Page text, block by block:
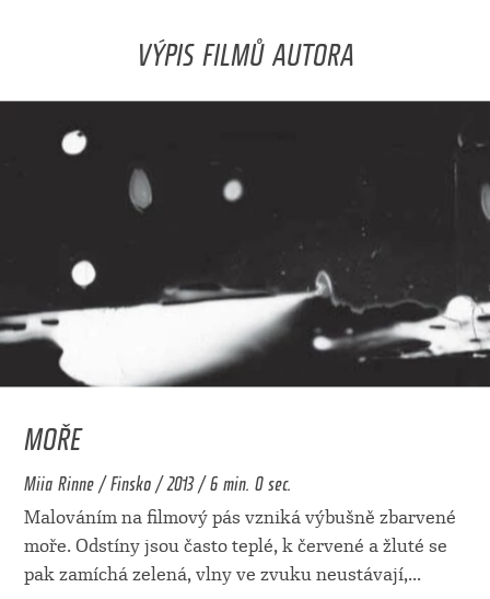
VÝPIS FILMŮ AUTORA
MOŘE
Miia Rinne / Finsko / 2013 / 6 min. 0 sec.
Malováním na filmový pás vzniká výbušně zbarvené
moře. Odstíny jsou často teplé, k červené a žluté se
pak zamíchá zelená, vlny ve zvuku neustávají,...